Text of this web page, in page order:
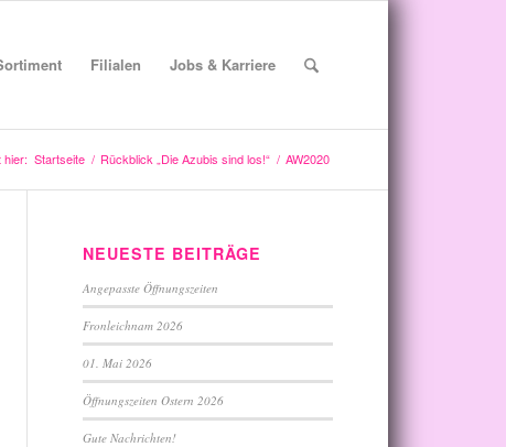
Filialen Jobs & Karriere
hier: Startseite / Rückblick „Die Azubis sind los!“ / AW2020
NEUESTE BEITRÄGE
Angepasste Öffnungszeiten
Fronleichnam 2026
01. Mai 2026
Öffnungszeiten Ostern 2026
Gute Nachrichten!